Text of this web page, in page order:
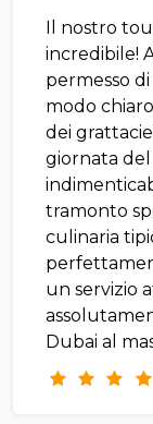
Il nostro
incredibile!
permesso
modo
dei
giornata del
tramonto
culinaria
un servizio
Dubai al